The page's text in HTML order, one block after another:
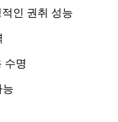
인 권취 성능
수명
능